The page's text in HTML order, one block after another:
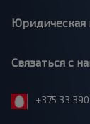
Связаться с
+375 33